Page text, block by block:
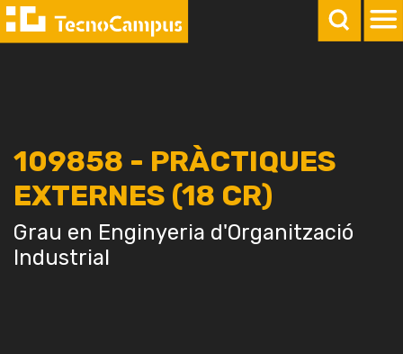
109858 - PRÀCTIQUES
EXTERNES (18 CR)
Grau en Enginyeria d'Organització
Industrial